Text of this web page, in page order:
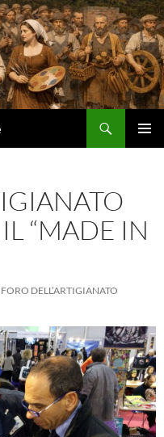
“MADE IN
FORO DELL’ARTIGIANATO